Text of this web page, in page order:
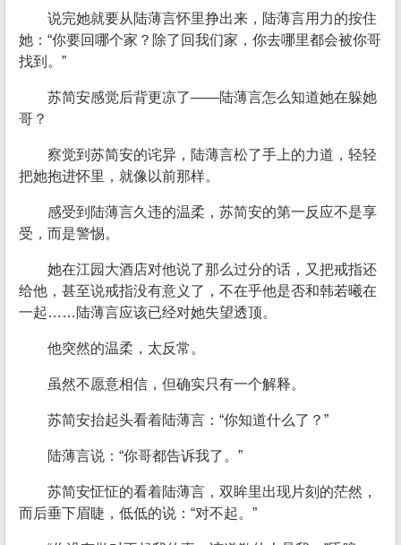
说完她就要从陆薄言怀里挣出来，陆薄言用力的按住
她：“你要回哪个家？除了回我们家，你去哪里都会被你哥
找到。”
苏简安感觉后背更凉了——陆薄言怎么知道她在躲她
哥？
察觉到苏简安的诧异，陆薄言松了手上的力道，轻轻
把她抱进怀里，就像以前那样。
感受到陆薄言久违的温柔，苏简安的第一反应不是享
受，而是警惕。
她在江园大酒店对他说了那么过分的话，又把戒指还
给他，甚至说戒指没有意义了，不在乎他是否和韩若曦在
一起……陆薄言应该已经对她失望透顶。
他突然的温柔，太反常。
虽然不愿意相信，但确实只有一个解释。
苏简安抬起头看着陆薄言：“你知道什么了？”
陆薄言说：“你哥都告诉我了。”
苏简安怔怔的看着陆薄言，双眸里出现片刻的茫然，
而后垂下眉睫，低低的说：“对不起。”